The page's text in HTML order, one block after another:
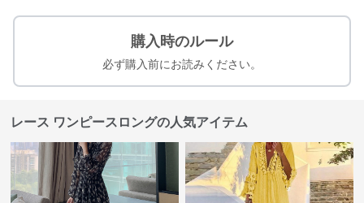
購入時のルール
必ず購入前にお読みください。
レース ワンピースロングの人気アイテム